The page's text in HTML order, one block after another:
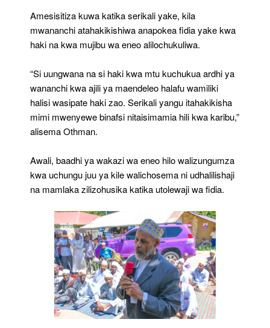
Amesisitiza kuwa katika serikali yake, kila
mwananchi atahakikishiwa anapokea fidia yake kwa
haki na kwa mujibu wa eneo alilochukuliwa.
“Si uungwana na si haki kwa mtu kuchukua ardhi ya
wananchi kwa ajili ya maendeleo halafu wamiliki
halisi wasipate haki zao. Serikali yangu itahakikisha
mimi mwenyewe binafsi nitaisimamia hili kwa karibu,”
alisema Othman.
Awali, baadhi ya wakazi wa eneo hilo walizungumza
kwa uchungu juu ya kile walichosema ni udhalilishaji
na mamlaka zilizohusika katika utolewaji wa fidia.